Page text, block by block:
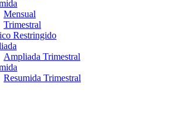
Mensual
Trimestral
Restringido
Ampliada Trimestral
Resumida Trimestral